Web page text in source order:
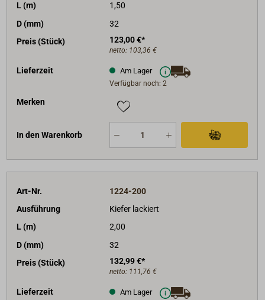
L (m)
1,50
D (mm)
32
Preis (Stück)
123,00 €*
netto: 103,36 €
Lieferzeit Am Lager
Verfügbar noch: 2
Merken
In den Warenkorb
Art-Nr.
1224-200
Ausführung
Kiefer lackiert
L (m)
2,00
D (mm)
32
Preis (Stück)
132,99 €*
netto: 111,76 €
Lieferzeit Am Lager